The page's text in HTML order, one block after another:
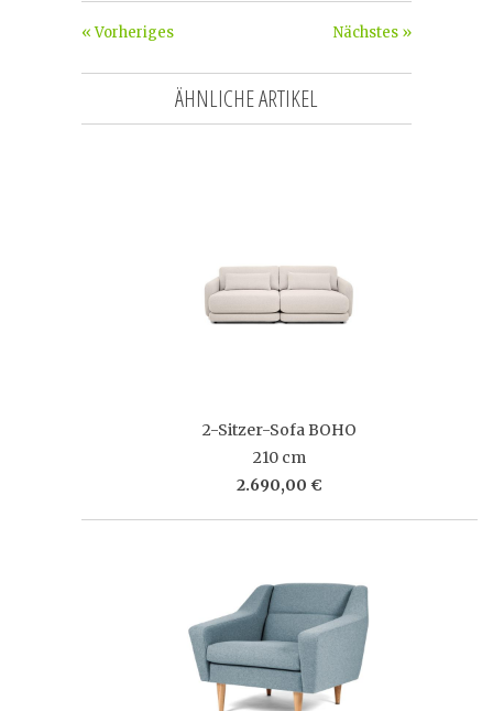
Nächstes »
« Vorheriges
ÄHNLICHE ARTIKEL
2-Sitzer-Sofa BOHO
210 cm
2.690,00 €